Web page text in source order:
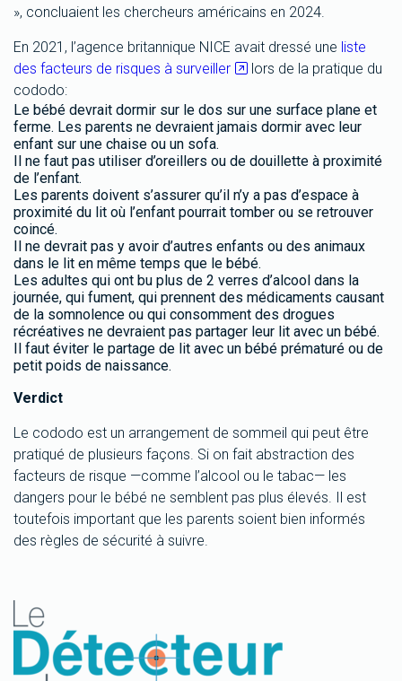
», concluaient les chercheurs américains en 2024.
En 2021, l’agence britannique NICE avait dressé une liste
des facteurs de risques à surveiller
lors de la pratique du
cododo:
Le bébé devrait dormir sur le dos sur une surface plane et
ferme. Les parents ne devraient jamais dormir avec leur
enfant sur une chaise ou un sofa.
Il ne faut pas utiliser d’oreillers ou de douillette à proximité
de l’enfant.
Les parents doivent s’assurer qu’il n’y a pas d’espace à
proximité du lit où l’enfant pourrait tomber ou se retrouver
coincé.
Il ne devrait pas y avoir d’autres enfants ou des animaux
dans le lit en même temps que le bébé.
Les adultes qui ont bu plus de 2 verres d’alcool dans la
journée, qui fument, qui prennent des médicaments causant
de la somnolence ou qui consomment des drogues
récréatives ne devraient pas partager leur lit avec un bébé.
Il faut éviter le partage de lit avec un bébé prématuré ou de
petit poids de naissance.
Verdict
Le cododo est un arrangement de sommeil qui peut être
pratiqué de plusieurs façons. Si on fait abstraction des
facteurs de risque —comme l’alcool ou le tabac— les
dangers pour le bébé ne semblent pas plus élevés. Il est
toutefois important que les parents soient bien informés
des règles de sécurité à suivre.